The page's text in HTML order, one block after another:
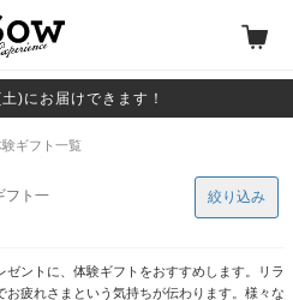
)にお届けできます！
ギフト一覧
フト一
ントに、体験ギフトをおすすめします。リラ
お疲れさまという気持ちが伝わります。様々な
絞り込み